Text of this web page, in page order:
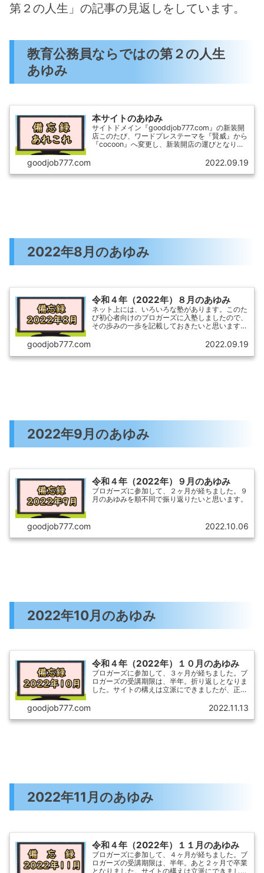
第２の人生」の記事の見返しをしています。
教育公務員ならではの第２の人生
あゆみ
本サイトのあゆみ
サイトドメイン『gooddjob777.com』の新装開
店このたび、ワードプレステーマを『賢威』から
『cocoon』へ変更し、新装開店の運びとなりま
で、御用事のない方は、退出されて下さい。
goodjob777.com 2022.09.19
2022年8月のあゆみ
令和４年（2022年）８月のあゆみ
ネット上には、いろいろな塾があります。このた
び初心者向けのブロガーズに入塾しましたので、
その歩みの一歩を記載しておきたいと思います。
ニーズについても考えたいと思います。
goodjob777.com 2022.09.19
2022年9月のあゆみ
令和４年（2022年）９月のあゆみ
ブロガーズに参加して、２ヶ月が経ちました。９
月のあゆみを順不同で振り返りたいと思います。
goodjob777.com 2022.10.06
2022年10月のあゆみ
令和４年（2022年）１０月のあゆみ
ブロガーズに参加して、３ヶ月が経ちました。ブ
ロガーズの受講期限は、半年。折り返しとなりま
した。サイトの構えは立派にできましたが、正直
あゆみを順不同で振り返りたいと思います。以下
goodjob777.com 2022.11.13
2022年11月のあゆみ
令和４年（2022年）１１月のあゆみ
ブロガーズに参加して、４ヶ月が経ちました。ブ
ロガーズの受講期限は、半年。あと２ヶ月で卒業
となりました。サイトの構えは立派にできました